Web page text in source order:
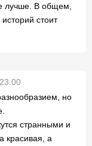
лучше. В общем,
стоит
но
странными и
красивая, а